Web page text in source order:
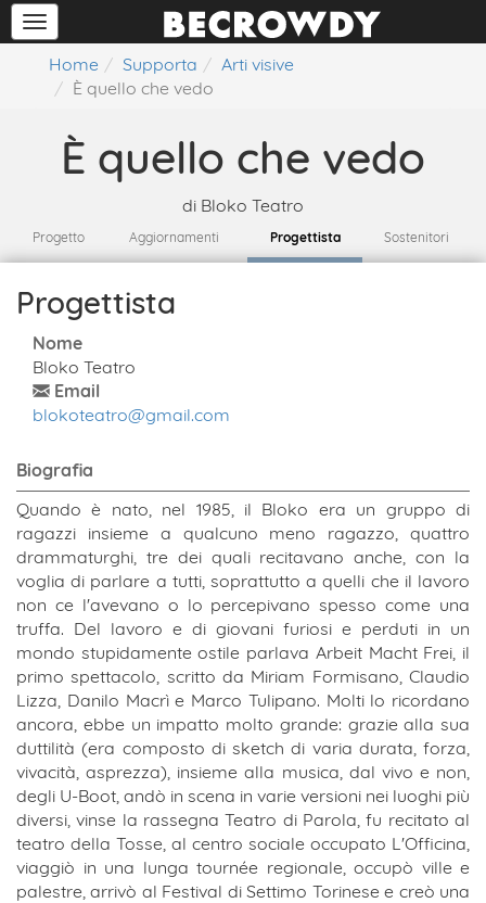
Home Supporta
Arti visive
È quello che vedo
È quello che vedo
di Bloko Teatro
Progetto Aggiornamenti Progettista Sostenitori
Progettista
Nome
Bloko Teatro
Email
blokoteatro@gmail.com
Biografia
Quando è nato, nel 1985, il Bloko era un gruppo di
ragazzi insieme a qualcuno meno ragazzo, quattro
drammaturghi, tre dei quali recitavano anche, con la
voglia di parlare a tutti, soprattutto a quelli che il lavoro
non ce l'avevano o lo percepivano spesso come una
truffa. Del lavoro e di giovani furiosi e perduti in un
mondo stupidamente ostile parlava Arbeit Macht Frei, il
primo spettacolo, scritto da Miriam Formisano, Claudio
Lizza, Danilo Macrì e Marco Tulipano. Molti lo ricordano
ancora, ebbe un impatto molto grande: grazie alla sua
duttilità (era composto di sketch di varia durata, forza,
vivacità, asprezza), insieme alla musica, dal vivo e non,
degli U-Boot, andò in scena in varie versioni nei luoghi più
diversi, vinse la rassegna Teatro di Parola, fu recitato al
teatro della Tosse, al centro sociale occupato L'Officina,
viaggiò in una lunga tournée regionale, occupò ville e
palestre, arrivò al Festival di Settimo Torinese e creò una